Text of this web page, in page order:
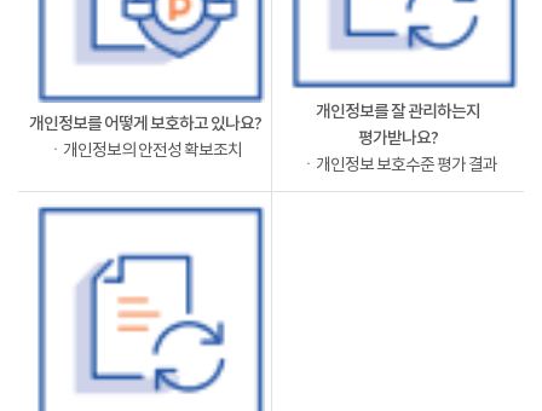
개인정보를 어떻게 보호하고 있나요?
ㆍ개인정보의 안전성 확보조치
개인정보를 잘 관리하는지
평가받나요?
ㆍ개인정보 보호수준 평가 결과